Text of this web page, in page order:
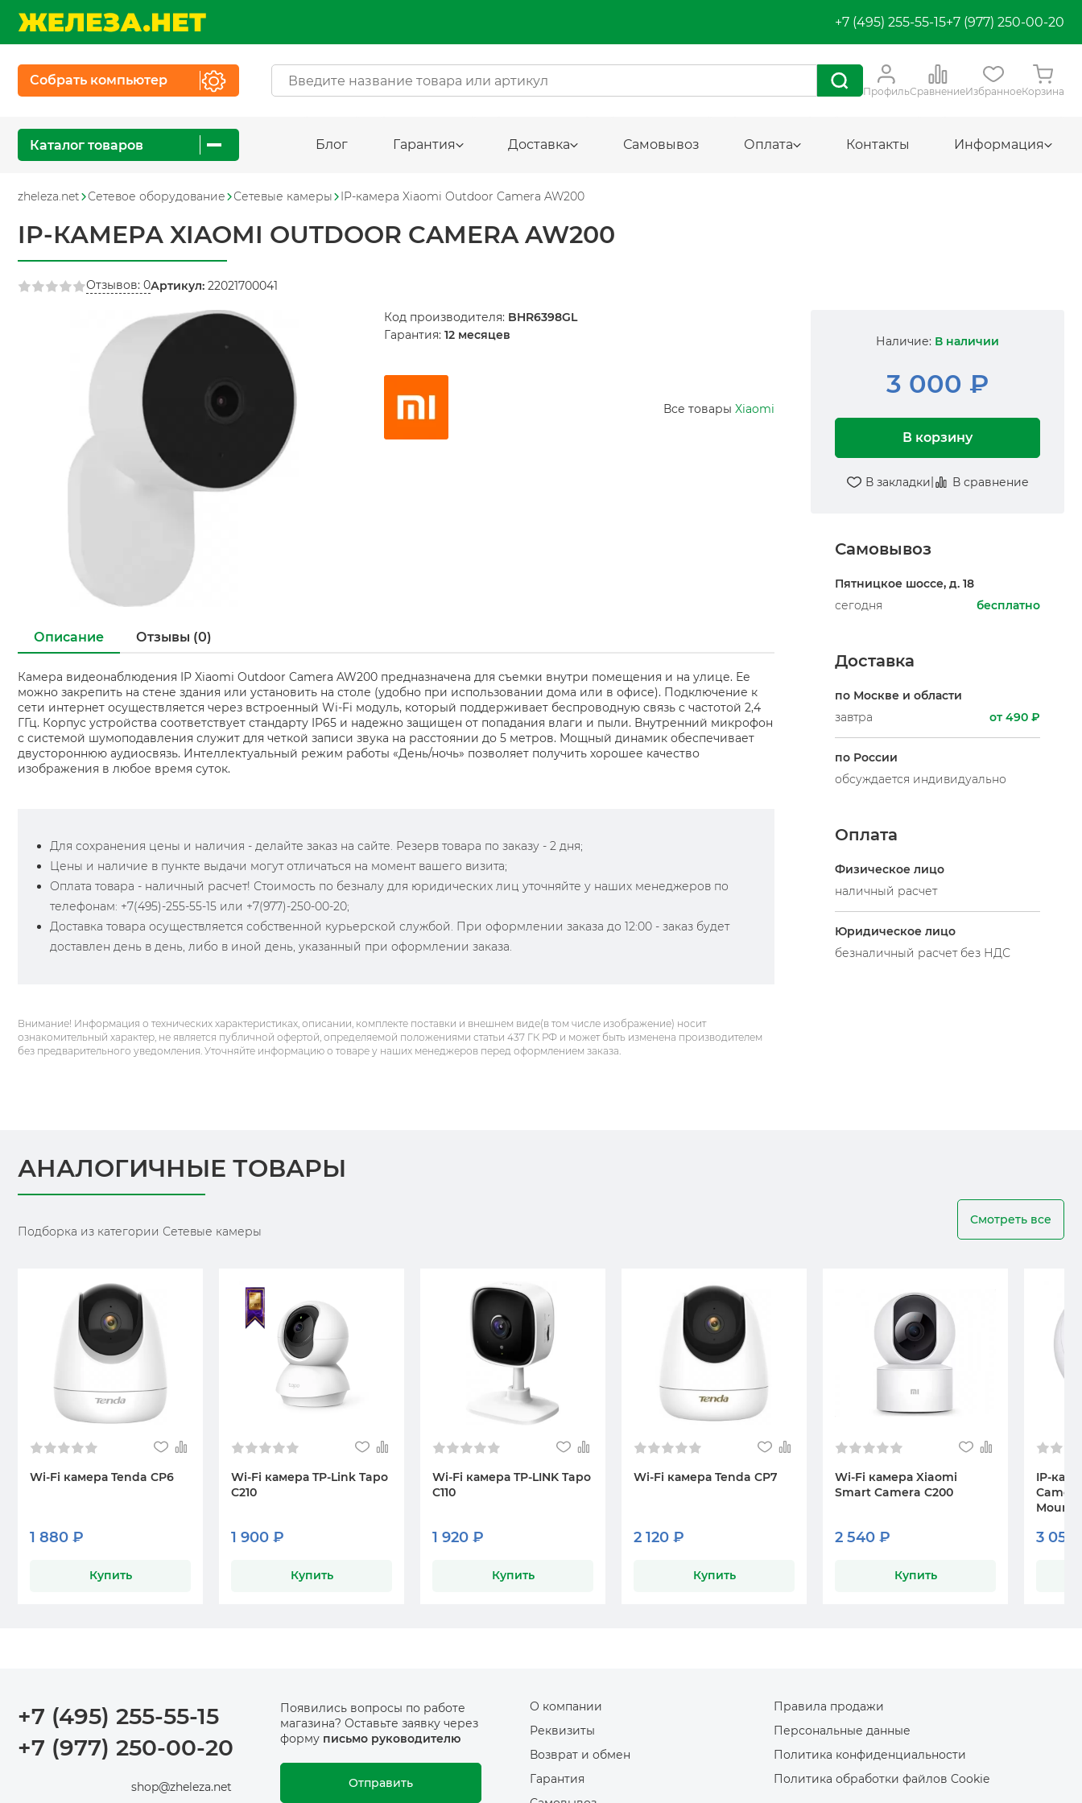
+7 (495) 255-55-15+7 (977) 250-00-20
Собрать компьютер
ПрофильСравнениеИзбранноеКорзина
Каталог товаров Блог Гарантия Доставка Самовывоз Оплата Контакты Информация
zheleza.net Сетевое оборудование Сетевые камеры IP-камера Xiaomi Outdoor Camera AW200
IP-КАМЕРА XIAOMI OUTDOOR CAMERA AW200
Отзывов: 0Артикул: 22021700041
Код производителя: BHR6398GL
Гарантия: 12 месяцев
Все товары Xiaomi
Наличие: В наличии
3 000 ₽
В корзину
В закладки| В сравнение
Самовывоз
Пятницкое шоссе, д. 18
сегодня
бесплатно
Доставка
по Москве и области
завтра
от 490 ₽
по России
обсуждается индивидуально
Оплата
Физическое лицо
наличный расчет
Юридическое лицо
безналичный расчет без НДС
Описание Отзывы (0)
Камера видеонаблюдения IP Xiaomi Outdoor Camera AW200 предназначена для съемки внутри помещения и на улице. Ее
можно закрепить на стене здания или установить на столе (удобно при использовании дома или в офисе). Подключение к
сети интернет осуществляется через встроенный Wi-Fi модуль, который поддерживает беспроводную связь с частотой 2,4
ГГц. Корпус устройства соответствует стандарту IP65 и надежно защищен от попадания влаги и пыли. Внутренний микрофон
с системой шумоподавления служит для четкой записи звука на расстоянии до 5 метров. Мощный динамик обеспечивает
двустороннюю аудиосвязь. Интеллектуальный режим работы «День/ночь» позволяет получить хорошее качество
изображения в любое время суток.
Для сохранения цены и наличия - делайте заказ на сайте. Резерв товара по заказу - 2 дня;
Цены и наличие в пункте выдачи могут отличаться на момент вашего визита;
Оплата товара - наличный расчет! Стоимость по безналу для юридических лиц уточняйте у наших менеджеров по
телефонам: +7(495)-255-55-15 или +7(977)-250-00-20;
Доставка товара осуществляется собственной курьерской службой. При оформлении заказа до 12:00 - заказ будет
доставлен день в день, либо в иной день, указанный при оформлении заказа.
Внимание! Информация о технических характеристиках, описании, комплекте поставки и внешнем виде(в том числе изображение) носит
ознакомительный характер, не является публичной офертой, определяемой положениями статьи 437 ГК РФ и может быть изменена производителем
без предварительного уведомления. Уточняйте информацию о товаре у наших менеджеров перед оформлением заказа.
АНАЛОГИЧНЫЕ ТОВАРЫ
Подборка из категории Сетевые камеры
Смотреть все
Wi-Fi камера Tenda CP6
1 880 ₽
Купить
Wi-Fi камера TP-Link Tapo
C210
1 900 ₽
Купить
Wi-Fi камера TP-LINK Tapo
C110
1 920 ₽
Купить
Wi-Fi камера Tenda CP7
2 120 ₽
Купить
Wi-Fi камера Xiaomi
Smart Camera C200
2 540 ₽
Купить
IP-
Mount
3 050
+7 (495) 255-55-15
+7 (977) 250-00-20
shop@zheleza.net
Появились вопросы по работе
магазина? Оставьте заявку через
форму письмо руководителю
Отправить
О компании
Реквизиты
Возврат и обмен
Гарантия
Правила продажи
Персональные данные
Политика конфиденциальности
Политика обработки файлов Cookie